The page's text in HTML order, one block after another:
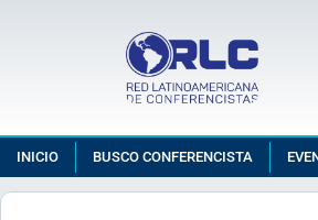
INICIO BUSCO CONFERENCISTA